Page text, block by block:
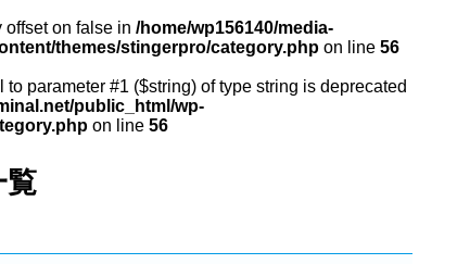
offset on false in /home/wp156140/media-
themes/stingerpro/category.php on line 56
to parameter #1 ($string) of type string is deprecated
public_html/wp-
on line 56
覧